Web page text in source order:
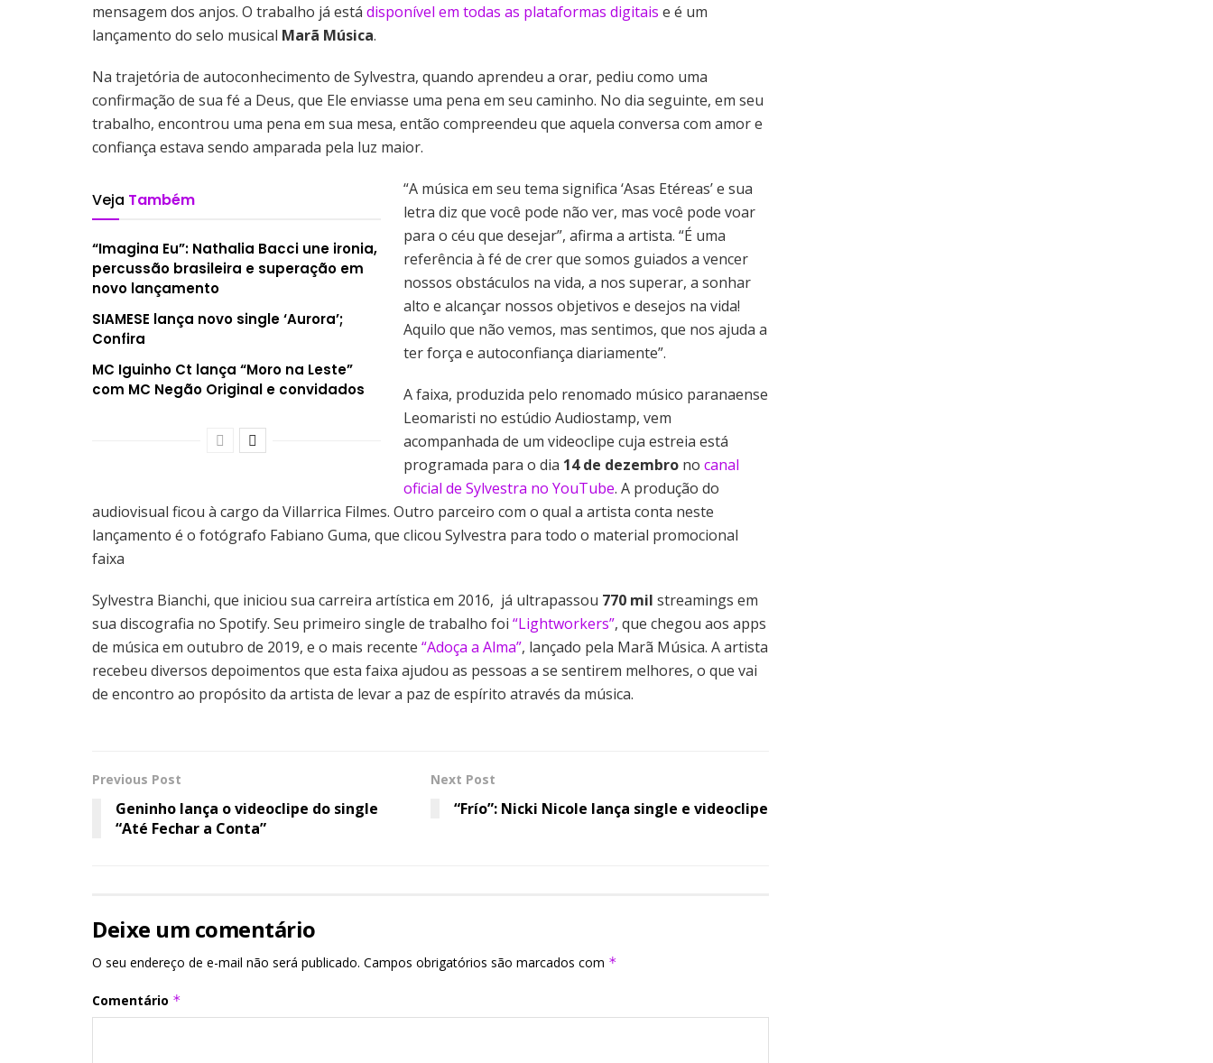
mensagem dos anjos. O trabalho já está disponível em todas as plataformas digitais e é um
lançamento do selo musical Marã Música.
Na trajetória de autoconhecimento de Sylvestra, quando aprendeu a orar, pediu como uma
confirmação de sua fé a Deus, que Ele enviasse uma pena em seu caminho. No dia seguinte, em seu
trabalho, encontrou uma pena em sua mesa, então compreendeu que aquela conversa com amor e
confiança estava sendo amparada pela luz maior.
Veja Também
“Imagina Eu”: Nathalia Bacci une ironia,
percussão brasileira e superação em
novo lançamento
SIAMESE lança novo single ‘Aurora’;
Confira
MC Iguinho Ct lança “Moro na Leste”
com MC Negão Original e convidados
“A música em seu tema significa ‘Asas Etéreas’ e sua
letra diz que você pode não ver, mas você pode voar
para o céu que desejar”, afirma a artista. “É uma
referência à fé de crer que somos guiados a vencer
nossos obstáculos na vida, a nos superar, a sonhar
alto e alcançar nossos objetivos e desejos na vida!
Aquilo que não vemos, mas sentimos, que nos ajuda a
ter força e autoconfiança diariamente”.
A faixa, produzida pelo renomado músico paranaense
Leomaristi no estúdio Audiostamp, vem
acompanhada de um videoclipe cuja estreia está
programada para o dia 14 de dezembro no canal
oficial de Sylvestra no YouTube. A produção do
audiovisual ficou à cargo da Villarrica Filmes. Outro parceiro com o qual a artista conta neste
lançamento é o fotógrafo Fabiano Guma, que clicou Sylvestra para todo o material promocional
faixa
Sylvestra Bianchi, que iniciou sua carreira artística em 2016, já ultrapassou 770 mil streamings em
sua discografia no Spotify. Seu primeiro single de trabalho foi “Lightworkers”, que chegou aos apps
de música em outubro de 2019, e o mais recente “Adoça a Alma”, lançado pela Marã Música. A artista
recebeu diversos depoimentos que esta faixa ajudou as pessoas a se sentirem melhores, o que vai
de encontro ao propósito da artista de levar a paz de espírito através da música.
Previous Post
Geninho lança o videoclipe do single
“Até Fechar a Conta”
Next Post
“Frío”: Nicki Nicole lança single e videoclipe
Deixe um comentário
O seu endereço de e-mail não será publicado. Campos obrigatórios são marcados com *
Comentário *